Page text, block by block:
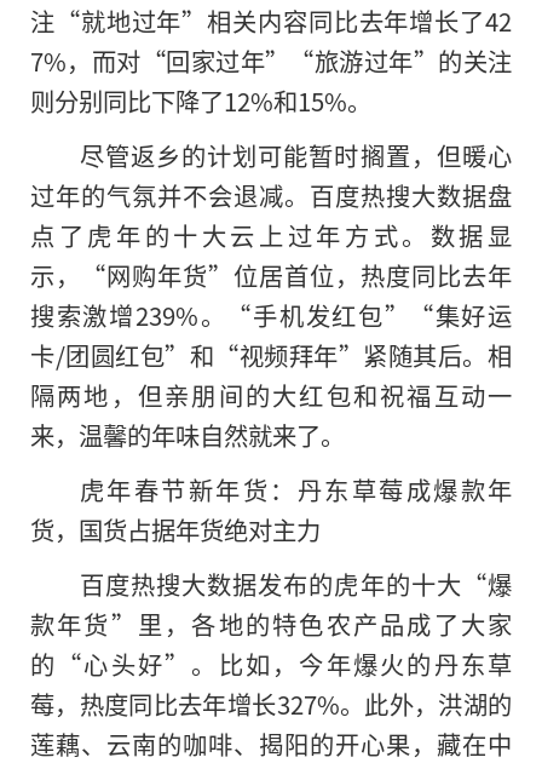
注“就地过年”相关内容同比去年增长了42
7%，而对“回家过年”“旅游过年”的关注
则分别同比下降了12%和15%。
尽管返乡的计划可能暂时搁置，但暖心
过年的气氛并不会退减。百度热搜大数据盘
点了虎年的十大云上过年方式。数据显
示，“网购年货”位居首位，热度同比去年
搜索激增239%。“手机发红包”“集好运
卡/团圆红包”和“视频拜年”紧随其后。相
隔两地，但亲朋间的大红包和祝福互动一
来，温馨的年味自然就来了。
虎年春节新年货：丹东草莓成爆款年
货，国货占据年货绝对主力
百度热搜大数据发布的虎年的十大“爆
款年货”里，各地的特色农产品成了大家
的“心头好”。比如，今年爆火的丹东草
莓，热度同比去年增长327%。此外，洪湖的
莲藕、云南的咖啡、揭阳的开心果，藏在中